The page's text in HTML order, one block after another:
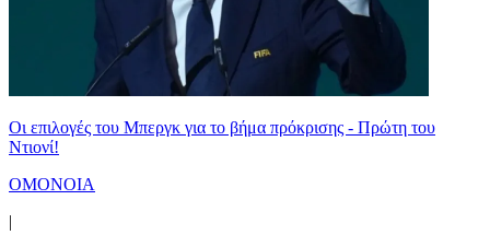
Οι επιλογές του Μπεργκ για το βήμα πρόκρισης - Πρώτη του
Ντιονί!
ΟΜΟΝΟΙΑ
|